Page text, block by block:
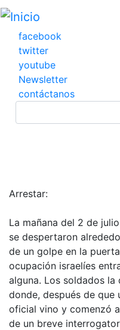
Pasar
contenido
principal
facebook
twitter
youtube
Newsletter
contáctanos
Arrestar:
La mañana del 2 de
se despertaron
de un golpe en la
ocupación israelíes
alguna. Los soldados
donde, después de que
oficial vino y comenzó
de un breve